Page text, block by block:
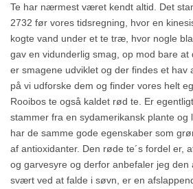
Te har nærmest været kendt altid. Det
2732 før vores tidsregning, hvor en
kogte vand under et te træ, hvor nogle
gav en vidunderlig smag, op mod bare at
er smagene udviklet og der findes et hav
på vi udforske dem og finder vores helt
Rooibos te også kaldet rød te. Er
stammer fra en sydamerikansk plante og
har de samme gode egenskaber som
af antioxidanter. Den røde te´s fordel er,
og garvesyre og derfor anbefaler jeg den
svært ved at falde i søvn, er en